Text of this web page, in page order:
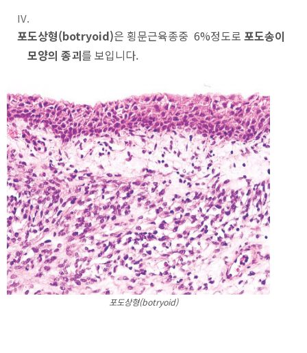
포도상형(botryoid)은 횡문근육종중 6%정도로 포도송이
모양의 종괴를 보입니다.
포도상형(botryoid)